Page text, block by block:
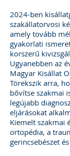
2024-ben
szakállatorvosi
amely tovább
gyakorlati
korszerű
Ugyanebben az
Magyar Kisállat
Törekszik arra,
bővítse szakmai
legújabb
eljárásokat
Kiemelt szakmai
ortopédia, a
gerincsebészet